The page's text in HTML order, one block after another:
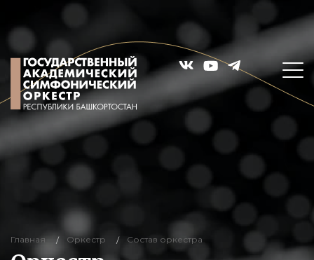
Главная Оркестр Состав оркестра